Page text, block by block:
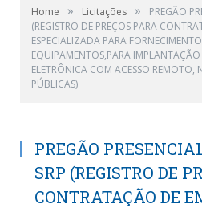
Home » Licitações »
PREGÃO
(REGISTRO DE PREÇOS PARA
ESPECIALIZADA PARA
EQUIPAMENTOS,PARA
ELETRÔNICA COM ACESSO REMOTO,
PÚBLICAS)
PREGÃO
SRP (REGISTRO DE
CONTRATAÇÃO DE